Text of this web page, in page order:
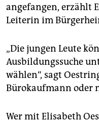
angefangen, erzählt
Leiterin im
„Die jungen Leute
Ausbildungssuche
wählen“, sagt
Bürokaufmann oder
Wer mit Elisabeth